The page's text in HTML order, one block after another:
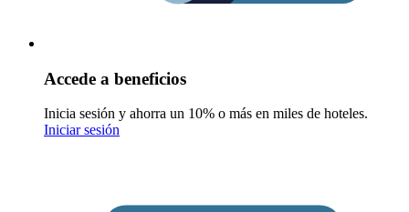
Accede a beneficios
Inicia sesión y ahorra un 10% o más en miles de hoteles.
Iniciar sesión